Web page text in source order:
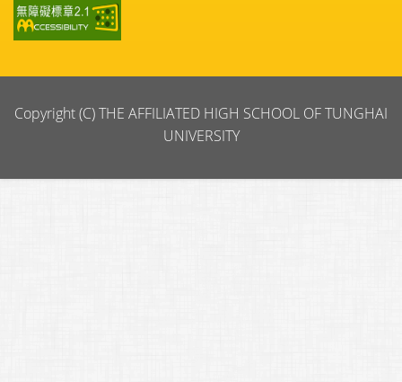
Copyright (C) THE AFFILIATED HIGH SCHOOL OF TUNGHAI
UNIVERSITY